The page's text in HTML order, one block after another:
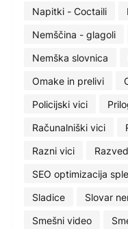
Napitki - Coctaili
Nemščina - glagoli
Nemška slovnica
Omake in prelivi
Policijski vici
Računalniški vici
Razni vici
SEO optimizacija
Sladice
Slovar
Smešni video